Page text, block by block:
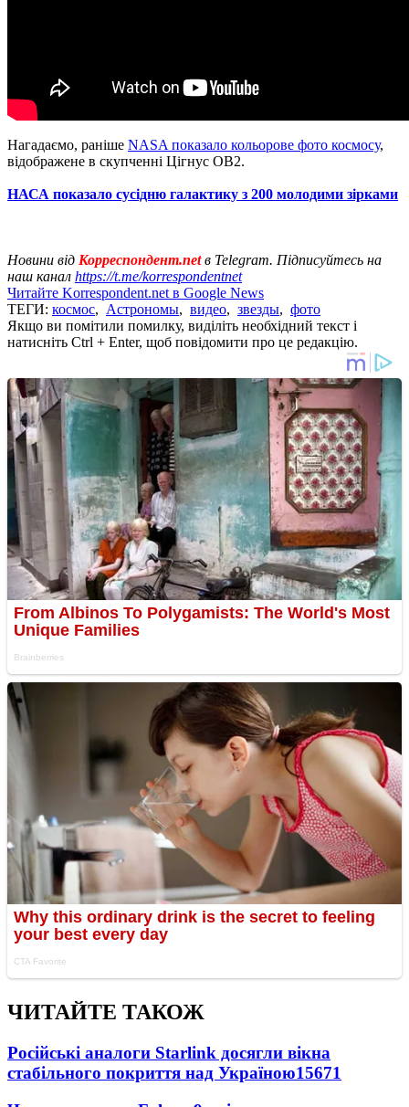
Нагадаємо, раніше NASA показало кольорове фото космосу,
відображене в скупченні Цігнус ОВ2.
НАСА показало сусідню галактику з 200 молодими зірками
Новини від Корреспондент.netв Telegram. Підписуйтесь на
наш канал https://t.me/korrespondentnet
Читайте Korrespondent.net в Google News
ТЕГИ: космос, Астрономы, видео, звезды, фото
Якщо ви помітили помилку, виділіть необхідний текст і
натисніть Ctrl + Enter, щоб повідомити про це редакцію.
ЧИТАЙТЕ ТАКОЖ
Російські аналоги Starlink досягли вікна
стабільного покриття над Україною15671